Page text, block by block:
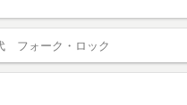
フォーク・ロック